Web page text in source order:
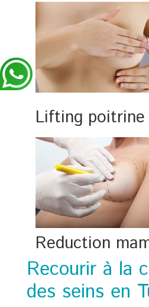
Lifting poitrine
Reduction
Recourir à la
des seins en